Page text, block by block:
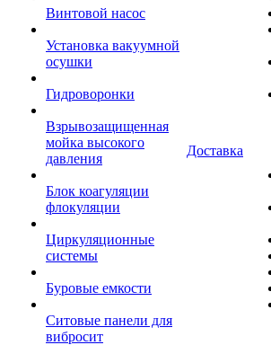
Винтовой насос
Установка вакуумной
осушки
Гидроворонки
Взрывозащищенная
мойка высокого
давления
Блок коагуляции
флокуляции
Циркуляционные
системы
Буровые емкости
Ситовые панели для
вибросит
Доставка